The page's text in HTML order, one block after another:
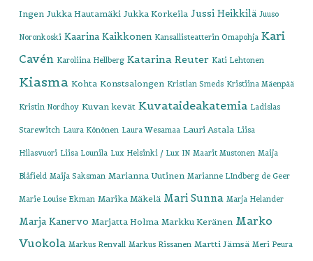
Ingen Jukka Hautamäki Jukka Korkeila Jussi Heikkilä Juuso
Noronkoski Kaarina Kaikkonen Kansallisteatterin Omapohja Kari
Cavén Karoliina Hellberg Katarina Reuter Kati Lehtonen
Kiasma Kohta Konstsalongen Kristian Smeds Kristiina Mäenpää
Kristin Nordhoy Kuvan kevät Kuvataideakatemia Ladislas
Starewitch Laura Könönen Laura Wesamaa Lauri Astala Liisa
Hilasvuori Liisa Lounila Lux Helsinki / Lux IN Maarit Mustonen Maija
Blåfield Maija Saksman Marianna Uutinen Marianne LIndberg de Geer
Marie Louise Ekman Marika Mäkelä Mari Sunna Marja Helander
Marja Kanervo Marjatta Holma Markku Keränen Marko
Vuokola Markus Renvall Markus Rissanen Martti Jämsä Meri Peura